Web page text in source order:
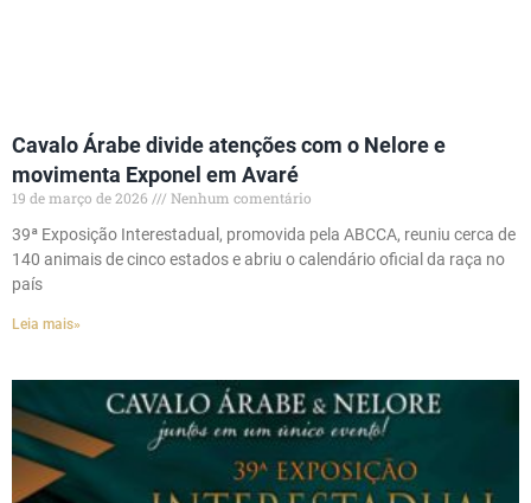
Cavalo Árabe divide atenções com o Nelore e
movimenta Exponel em Avaré
19 de março de 2026
Nenhum comentário
39ª Exposição Interestadual, promovida pela ABCCA, reuniu cerca de
140 animais de cinco estados e abriu o calendário oficial da raça no
país
Leia mais»